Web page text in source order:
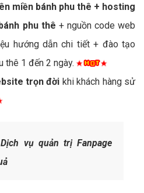
miền bánh phu thê + hosting
phu thê + nguồn code web
hướng dẫn chi tiết + đào tạo
thê 1 đến 2 ngày.
trọn đời khi khách hàng sử
Dịch vụ quản trị Fanpage